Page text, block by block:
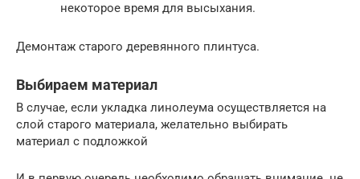
некоторое время для высыхания.
Демонтаж старого деревянного плинтуса.
Выбираем материал
В случае, если укладка линолеума осуществляется на
слой старого материала, желательно выбирать
материал с подложкой